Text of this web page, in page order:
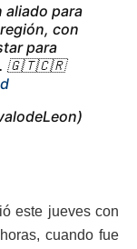
aliado para
con
para
🇬🇹🇨🇷
este jueves con
cuando fue